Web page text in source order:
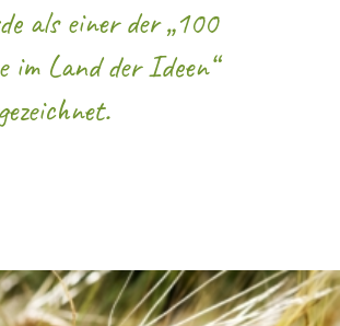
als einer der „100
im Land der Ideen“